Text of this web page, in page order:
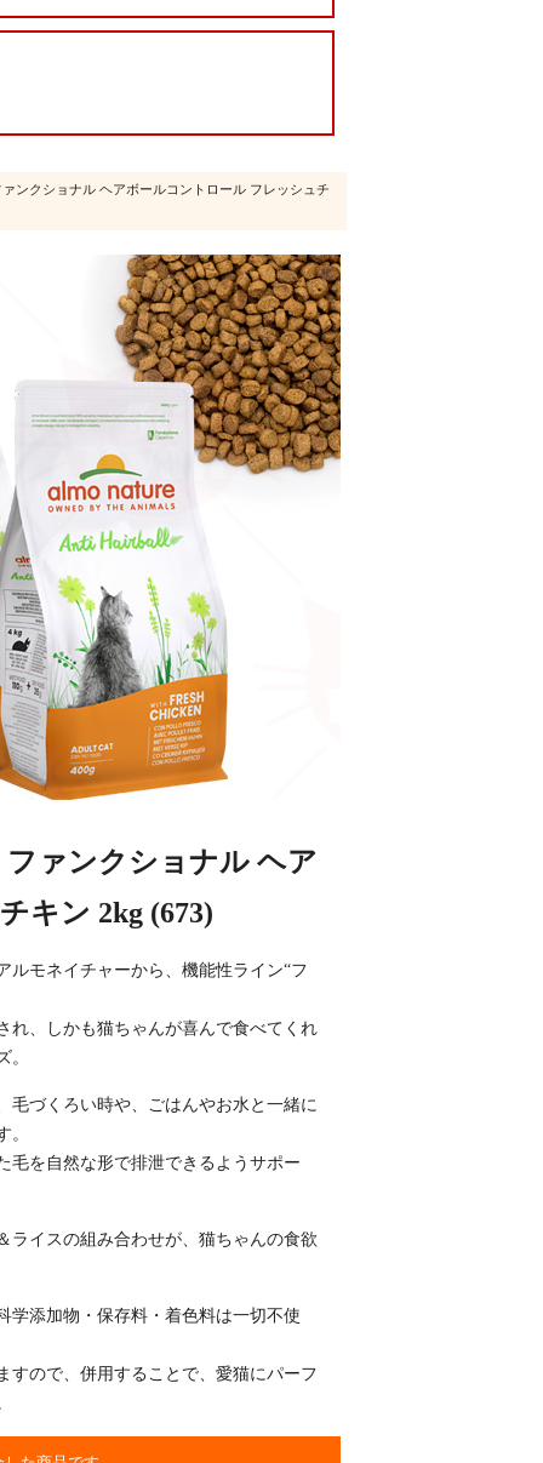
ンクショナル ヘアボールコントロール フレッシュチ
ァンクショナル ヘア
キン 2kg (673)
ルモネイチャーから、機能性ライン“フ
れ、しかも猫ちゃんが喜んで食べてくれ
。
毛づくろい時や、ごはんやお水と一緒に
。
毛を自然な形で排泄できるようサポー
ライスの組み合わせが、猫ちゃんの食欲
学添加物・保存料・着色料は一切不使
すので、併用することで、愛猫にパーフ